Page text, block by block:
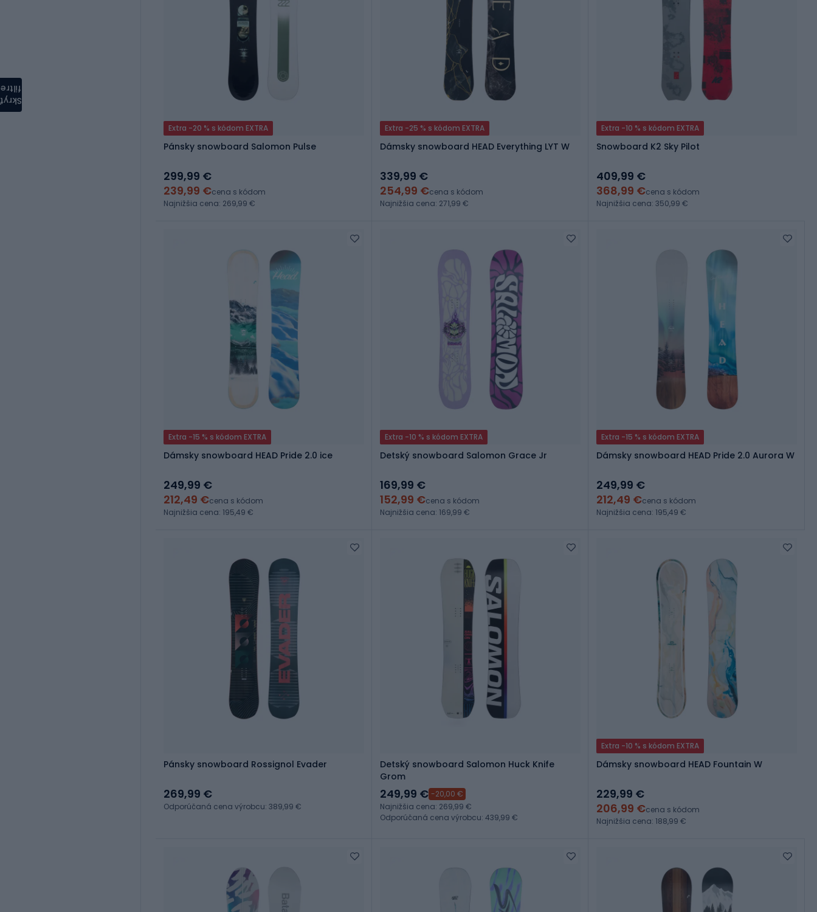
Extra -20 % s kódom EXTRA
Pánsky snowboard Salomon Pulse
299,99 €
239,99 €cena s kódom
Najnižšia cena: 269,99 €
Extra -25 % s kódom EXTRA
Dámsky snowboard HEAD Everything LYT W
339,99 €
254,99 €cena s kódom
Najnižšia cena: 271,99 €
Extra -10 % s kódom EXTRA
Snowboard K2 Sky Pilot
409,99 €
368,99 €cena s kódom
Najnižšia cena: 350,99 €
Extra -15 % s kódom EXTRA
Dámsky snowboard HEAD Pride 2.0 ice
249,99 €
212,49 €cena s kódom
Najnižšia cena: 195,49 €
Extra -10 % s kódom EXTRA
Detský snowboard Salomon Grace Jr
169,99 €
152,99 €cena s kódom
Najnižšia cena: 169,99 €
Extra -15 % s kódom EXTRA
Dámsky snowboard HEAD Pride 2.0 Aurora W
249,99 €
212,49 €cena s kódom
Najnižšia cena: 195,49 €
Pánsky snowboard Rossignol Evader
269,99 €
Odporúčaná cena výrobcu: 389,99 €
Detský snowboard Salomon Huck Knife
Grom
249,99 € -20,00 €
Najnižšia cena: 269,99 €
Odporúčaná cena výrobcu: 439,99 €
Extra -10 % s kódom EXTRA
Dámsky snowboard HEAD Fountain W
229,99 €
206,99 €cena s kódom
Najnižšia cena: 188,99 €
Skryť
filtre